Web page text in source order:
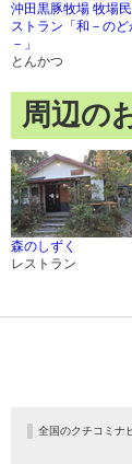
沖田黒豚牧場 牧場
ストラン「和－のど
－」
とんかつ
周辺の
森のしずく
レストラン
全国のクチコミナ